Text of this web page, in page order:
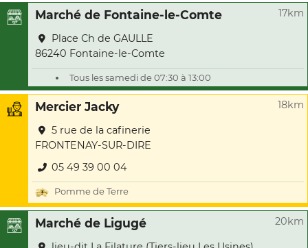
Marché de Fontaine-le-Comte 17km
Place Ch de GAULLE
86240 Fontaine-le-Comte
Tous les samedi de 07:30 à 13:00
Mercier Jacky 18km
5 rue de la cafinerie
FRONTENAY-SUR-DIRE
05 49 39 00 04
Pomme de Terre
Marché de Ligugé 20km